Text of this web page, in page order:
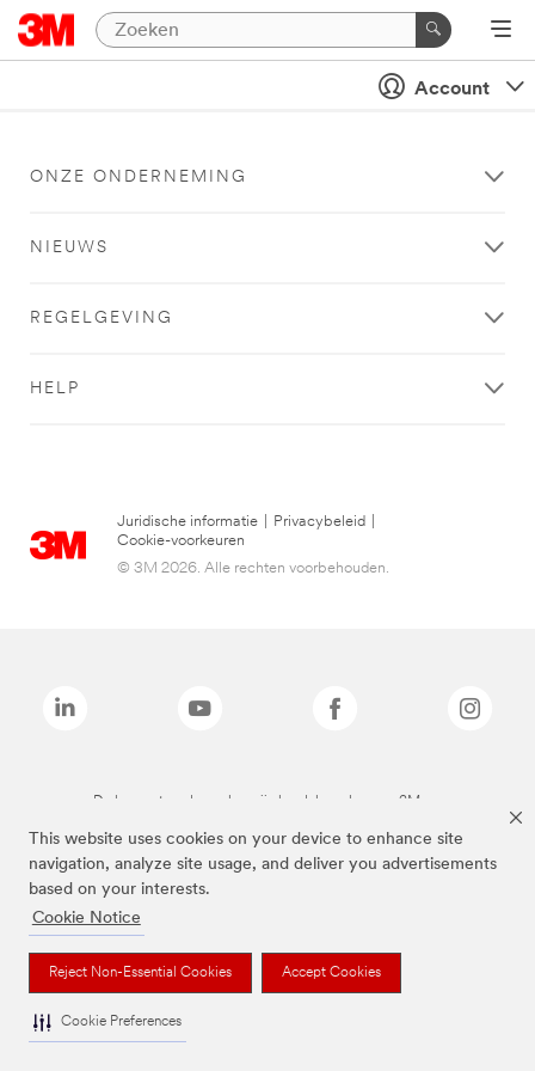
This website uses cookies on your device to enhance site
navigation, analyze site usage, and deliver you advertisements
based on your interests.
Cookie Notice
Reject Non-Essential Cookies Accept Cookies
Cookie Preferences
Account
ONZE ONDERNEMING
NIEUWS
REGELGEVING
HELP
Juridische informatie Privacybeleid
Cookie-voorkeuren
© 3M 2026. Alle rechten voorbehouden.
De bovenstaande merken zijn handelsmerken van 3M.we